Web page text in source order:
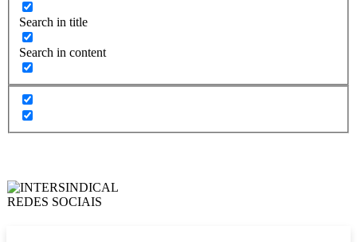
Search in title
Search in content